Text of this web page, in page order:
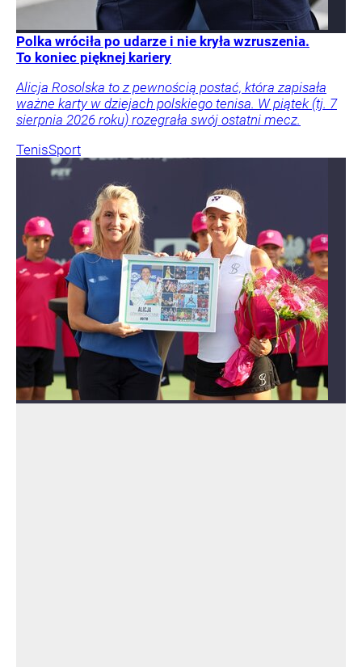
Polka wróciła po udarze i nie kryła wzruszenia.
To koniec pięknej kariery
Alicja Rosolska to z pewnością postać, która zapisała
ważne karty w dziejach polskiego tenisa. W piątek (tj. 7
sierpnia 2026 roku) rozegrała swój ostatni mecz.
TenisSport